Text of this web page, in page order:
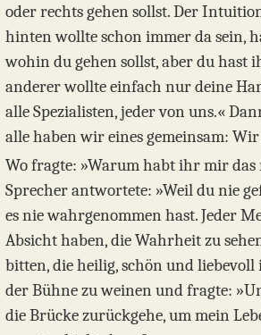
oder rechts gehen sollst. Der
hinten wollte schon immer da sein,
wohin du gehen sollst, aber du hast
anderer wollte einfach nur deine
alle Spezialisten, jeder von uns.«
alle haben wir eines gemeinsam:
Wo fragte: »Warum habt ihr mir das
Sprecher antwortete: »Weil du nie
es nie wahrgenommen hast. Jeder
Absicht haben, die Wahrheit zu
bitten, die heilig, schön und liebevoll
der Bühne zu weinen und fragte:
die Brücke zurückgehe, um mein